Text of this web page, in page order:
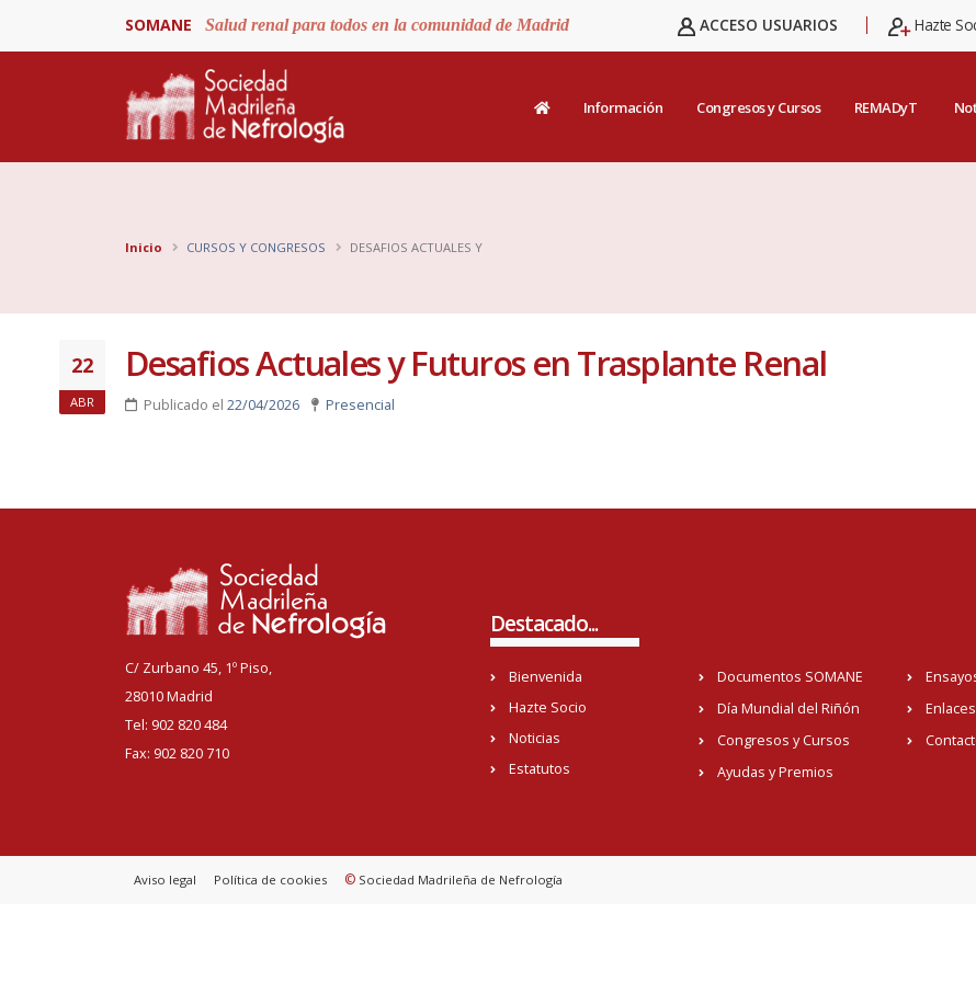
SOMANE Salud renal para todos en la comunidad de Madrid ACCESO USUARIOS Hazte
Información Congresos y Cursos REMADyT
Inicio CURSOS Y CONGRESOS DESAFIOS ACTUALES Y
22
ABR
Desafios Actuales y Futuros en Trasplante Renal
Publicado el 22/04/2026 Presencial
C/ Zurbano 45, 1º Piso,
28010 Madrid
Tel: 902 820 484
Fax: 902 820 710
Destacado...
Bienvenida
Hazte Socio
Noticias
Estatutos
Documentos SOMANE
Día Mundial del Riñón
Congresos y Cursos
Ayudas y Premios
© Sociedad Madrileña de Nefrología
Aviso legal Política de cookies